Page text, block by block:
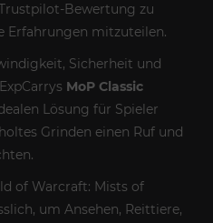
Bewertung zu
Erfahrungen mitzuteilen.
Sicherheit und
MoP Classic
Lösung für Spieler
Grinden einen Ruf und
of Warcraft: Mists of
um Ansehen, Reittiere,